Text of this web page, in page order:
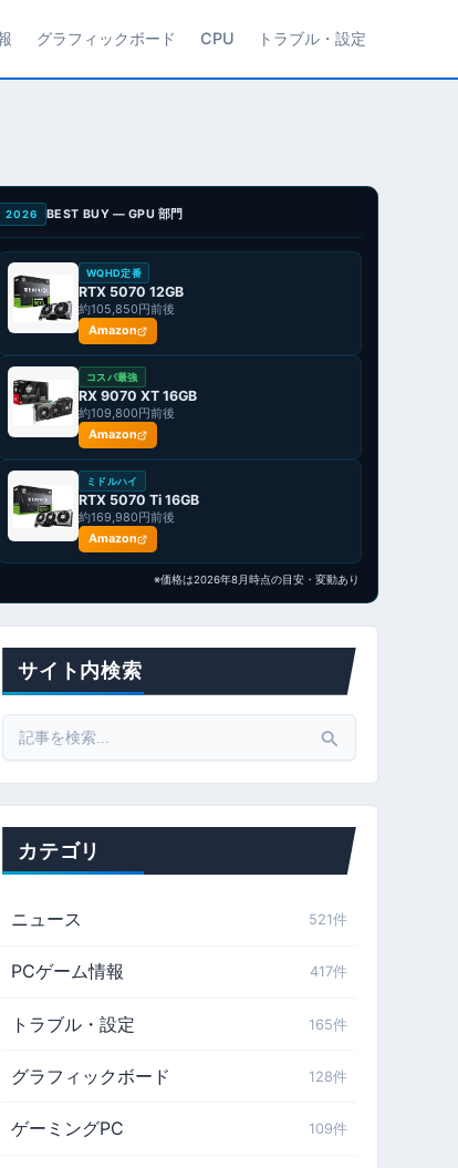
グラフィックボード CPU トラブル・設定
2026 BEST BUY — GPU 部門
WQHD定番
RTX 5070 12GB
約105,850円前後
Amazon
コスパ最強
RX 9070 XT 16GB
約109,800円前後
Amazon
ミドルハイ
RTX 5070 Ti 16GB
約169,980円前後
Amazon
※価格は2026年8月時点の目安・変動あり
サイト内検索
Search
for:
カテゴリ
ニュース 521件
PCゲーム情報 417件
トラブル・設定 165件
グラフィックボード 128件
ゲーミングPC 109件